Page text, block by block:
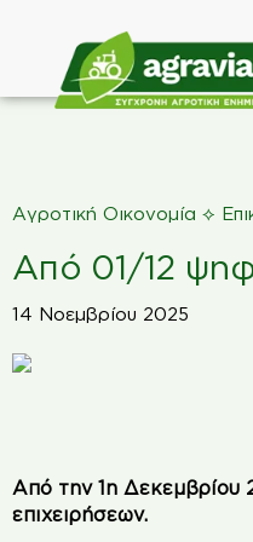
Αγροτική Οικονομία ⟡
Από 01/12
14 Νοεμβρίου 2025
Από την 1η Δεκεμβρίου
επιχειρήσεων.